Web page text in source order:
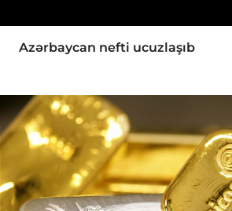
Azərbaycan nefti ucuzlaşıb